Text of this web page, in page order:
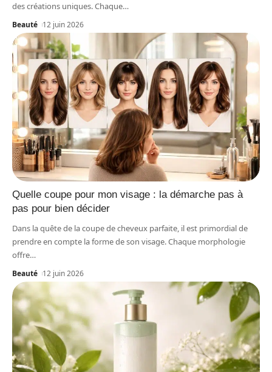
des créations uniques. Chaque…
Beauté 12 juin 2026
Quelle coupe pour mon visage : la démarche pas à
pas pour bien décider
Dans la quête de la coupe de cheveux parfaite, il est primordial de
prendre en compte la forme de son visage. Chaque morphologie
offre…
Beauté 12 juin 2026